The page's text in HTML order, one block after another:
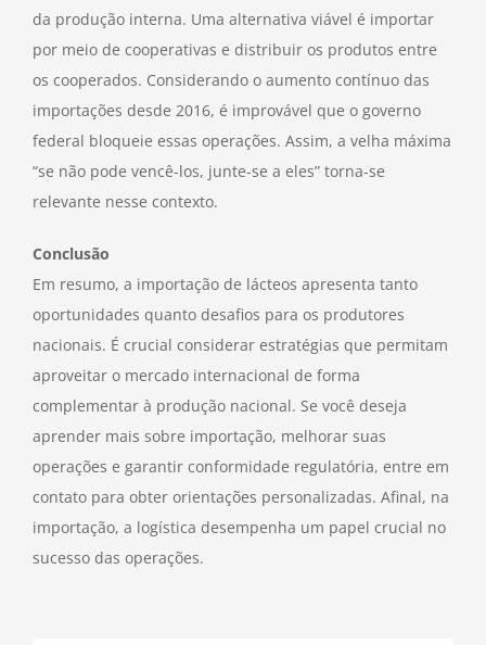
da produção interna. Uma alternativa viável é importar
por meio de cooperativas e distribuir os produtos entre
os cooperados. Considerando o aumento contínuo das
importações desde 2016, é improvável que o governo
federal bloqueie essas operações. Assim, a velha máxima
“se não pode vencê-los, junte-se a eles” torna-se
relevante nesse contexto.
Conclusão
Em resumo, a importação de lácteos apresenta tanto
oportunidades quanto desafios para os produtores
nacionais. É crucial considerar estratégias que permitam
aproveitar o mercado internacional de forma
complementar à produção nacional. Se você deseja
aprender mais sobre importação, melhorar suas
operações e garantir conformidade regulatória, entre em
contato para obter orientações personalizadas. Afinal, na
importação, a logística desempenha um papel crucial no
sucesso das operações.